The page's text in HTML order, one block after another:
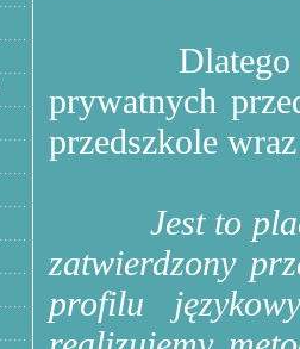
prywatnych
przedszkole
Jest to
zatwierdzony
profilu